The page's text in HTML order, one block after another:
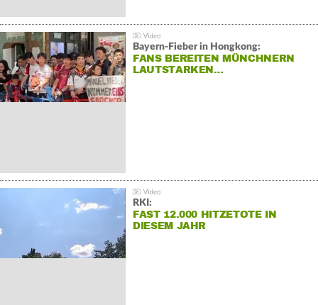
Bayern-Fieber in Hongkong:
FANS BEREITEN MÜNCHNERN
LAUTSTARKEN…
RKI:
FAST 12.000 HITZETOTE IN
DIESEM JAHR